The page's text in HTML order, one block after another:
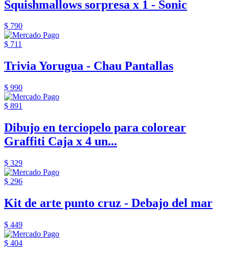
Squishmallows sorpresa x 1 - Sonic
$ 790
$ 711
Trivia Yorugua - Chau Pantallas
$ 990
$ 891
Dibujo en terciopelo para colorear
Graffiti Caja x 4 un...
$ 329
$ 296
Kit de arte punto cruz - Debajo del mar
$ 449
$ 404